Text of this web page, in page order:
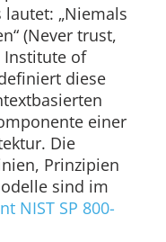
lautet: „Niemals
(Never trust,
Institute of
diese
einer
Die
Prinzipien
sind im
NIST SP 800-